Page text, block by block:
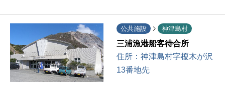
公共施設 神津島村
三浦漁港船客待合所
住所： 神津島村字榎木が沢
13番地先